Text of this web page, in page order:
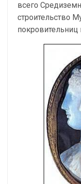
всего
строительство
покровительниц